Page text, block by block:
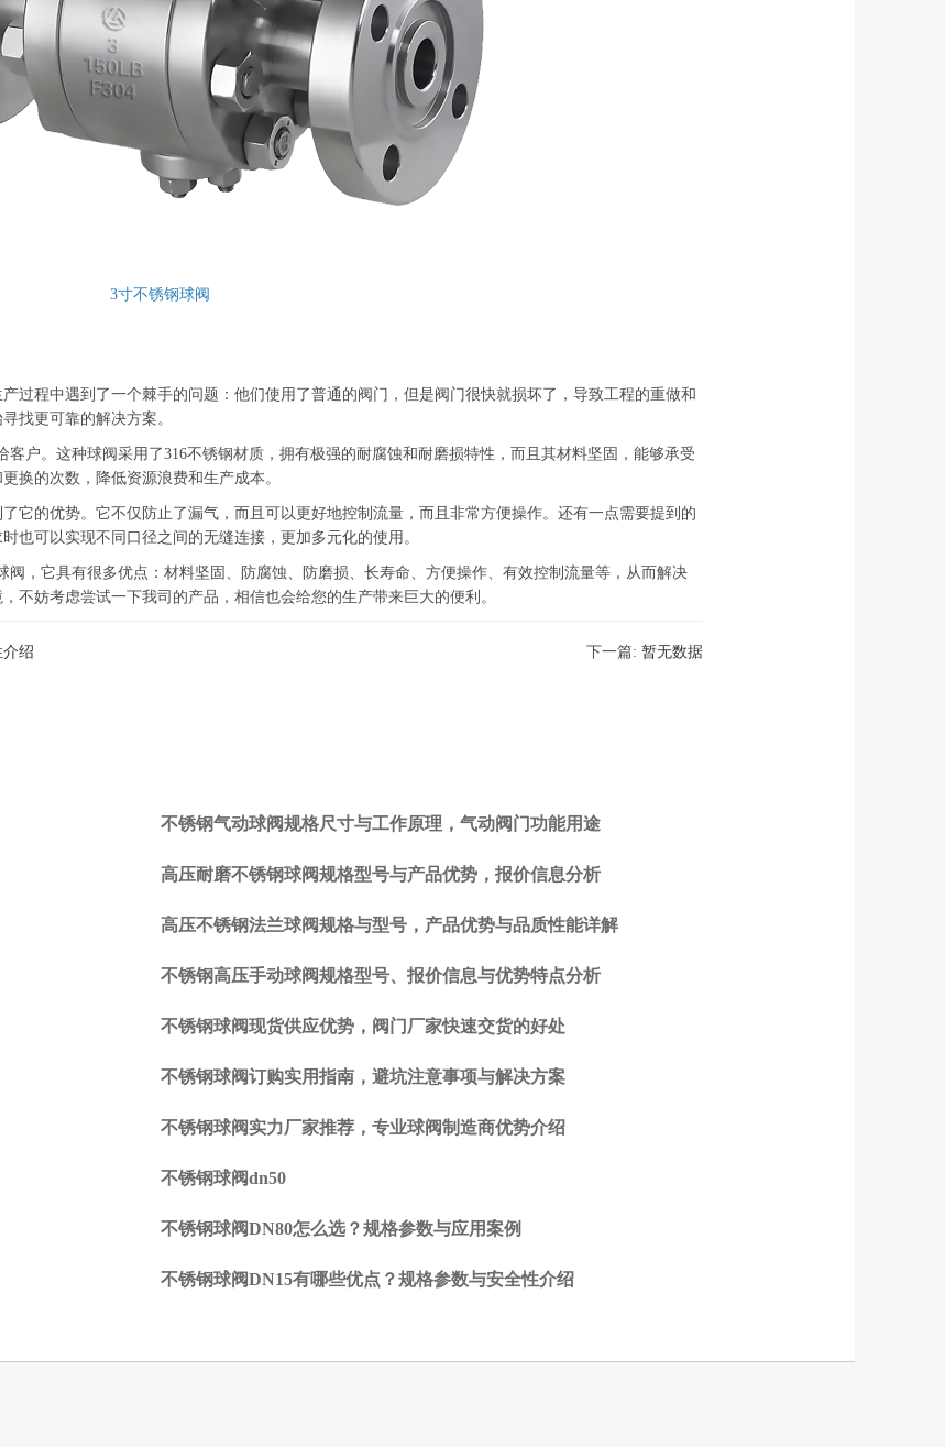
3寸不锈钢球阀
程中遇到了一个棘手的问题：他们使用了普通的阀门，但是阀门很快就损坏了，导致工程的重做和
找更可靠的解决方案。
。这种球阀采用了316不锈钢材质，拥有极强的耐腐蚀和耐磨损特性，而且其材料坚固，能够承受
换的次数，降低资源浪费和生产成本。
的优势。它不仅防止了漏气，而且可以更好地控制流量，而且非常方便操作。还有一点需要提到的
也可以实现不同口径之间的无缝连接，更加多元化的使用。
阀，它具有很多优点：材料坚固、防腐蚀、防磨损、长寿命、方便操作、有效控制流量等，从而解决
不妨考虑尝试一下我司的产品，相信也会给您的生产带来巨大的便利。
绍 下一篇: 暂无数据
不锈钢气动球阀规格尺寸与工作原理，气动阀门功能用途
高压耐磨不锈钢球阀规格型号与产品优势，报价信息分析
高压不锈钢法兰球阀规格与型号，产品优势与品质性能详解
不锈钢高压手动球阀规格型号、报价信息与优势特点分析
不锈钢球阀现货供应优势，阀门厂家快速交货的好处
不锈钢球阀订购实用指南，避坑注意事项与解决方案
不锈钢球阀实力厂家推荐，专业球阀制造商优势介绍
不锈钢球阀dn50
不锈钢球阀DN80怎么选？规格参数与应用案例
不锈钢球阀DN15有哪些优点？规格参数与安全性介绍
篇:
钢球
DN15
些优
规格
参数
全性